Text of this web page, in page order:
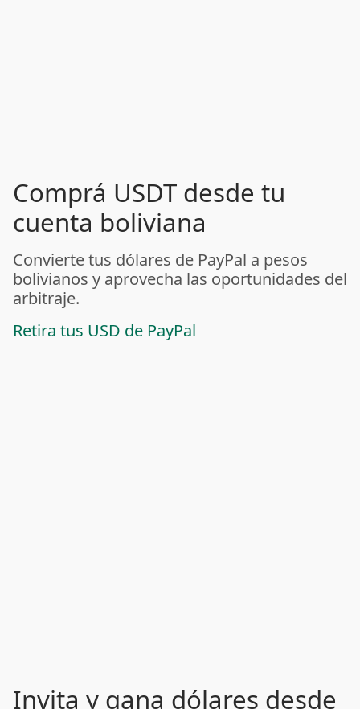
Comprá USDT desde tu
cuenta boliviana
Convierte tus dólares de PayPal a pesos
bolivianos y aprovecha las oportunidades del
arbitraje.
Retira tus USD de PayPal
Invita y gana dólares desde